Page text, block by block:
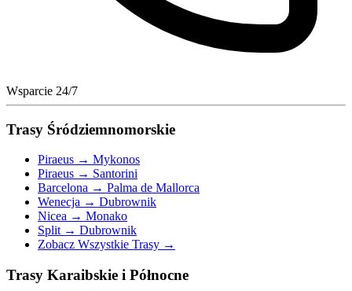
Wsparcie 24/7
Trasy Śródziemnomorskie
Piraeus → Mykonos
Piraeus → Santorini
Barcelona → Palma de Mallorca
Wenecja → Dubrownik
Nicea → Monako
Split → Dubrownik
Zobacz Wszystkie Trasy →
Trasy Karaibskie i Północne